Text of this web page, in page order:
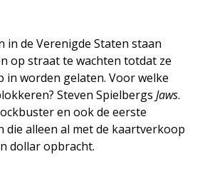
in de Verenigde Staten staan
op straat te wachten totdat ze
in worden gelaten. Voor welke
Steven Spielbergs Jaws.
en ook de eerste
die alleen al met de kaartverkoop
dollar opbracht.